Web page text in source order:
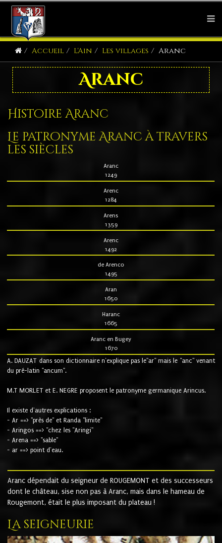
Accueil L'Ain Les villages Aranc
Aranc
Histoire Aranc
Le patronyme Aranc à travers
les siècles
Aranc
1249
Arenc
1284
Arens
1359
Arenc
1492
de Arenco
1495
Aran
1650
Haranc
1665
Aranc en Bugey
1670
A. DAUZAT dans son dictionnaire n'explique pas le"ar" mais le "anc" venant
du pré-latin "ancum".
M.T MORLET et E. NEGRE proposent le patronyme germanique Arincus.
Il existe d'autres explications :
- Ar ==> "près de" et Randa "limite"
- Aringos ==> "chez les "Aringi"
- Arena ==> "sable"
- ar ==> point d'eau.
Aranc dépendait du seigneur de ROUGEMONT et des successeurs
dont le château, sise non pas à Aranc, mais dans le hameau de
Rougemont, était le plus imposant du plateau !
La seigneurie